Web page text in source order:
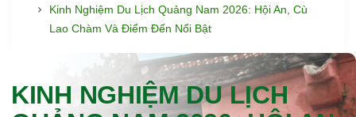
Kinh Nghiệm Du Lịch Quảng Nam 2026: Hội An, Cù
Lao Chàm Và Điểm Đến Nổi Bật
KINH NGHIỆM DU LỊCH